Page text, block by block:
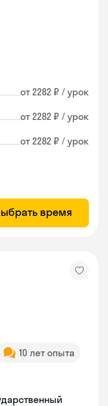
от 2282 ₽ / урок
от 2282 ₽ / урок
от 2282 ₽ / урок
время
10 лет опыта